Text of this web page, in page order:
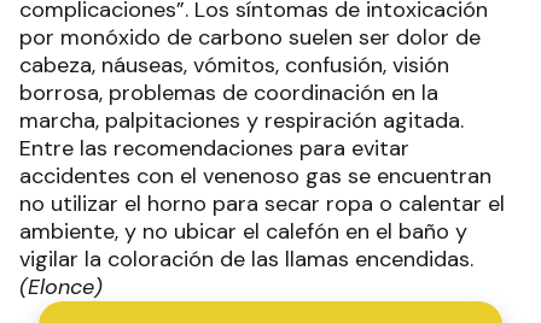
complicaciones”. Los síntomas de intoxicación
por monóxido de carbono suelen ser dolor de
cabeza, náuseas, vómitos, confusión, visión
borrosa, problemas de coordinación en la
marcha, palpitaciones y respiración agitada.
Entre las recomendaciones para evitar
accidentes con el venenoso gas se encuentran
no utilizar el horno para secar ropa o calentar el
ambiente, y no ubicar el calefón en el baño y
vigilar la coloración de las llamas encendidas.
(Elonce)